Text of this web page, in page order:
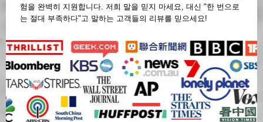
험을 완벽히 지원합니다. 저희 말을 믿지 마세요, 대신 "한 번으로
는 절대 부족하다"고 말하는 고객들의 리뷰를 믿으세요!